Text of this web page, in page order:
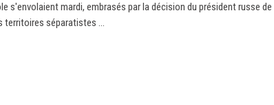
s'envolaient mardi, embrasés par la décision du président russe
territoires séparatistes ...